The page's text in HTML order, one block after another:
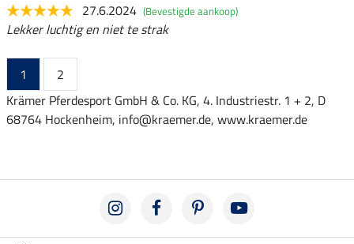
27.6.2024 (Bevestigde aankoop)
Lekker luchtig en niet te strak
1
2
Krämer Pferdesport GmbH & Co. KG, 4. Industriestr. 1 + 2, D
68764 Hockenheim, info@kraemer.de, www.kraemer.de